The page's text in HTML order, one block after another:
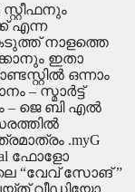
എന്ന
നാളത്തെ
ഇതാ
ഒന്നാം
– സ്മാർട്ട്
– ജെ ബി എൽ
.myG
ഫോളോ
“വേവ് സോങ് ”
വീഡിയോ